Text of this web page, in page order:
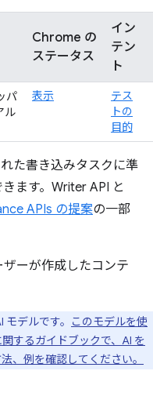
Chrome の
ステータス
イン
テン
ト
パ
ル
表示
テス
トの
目的
た書き込みタスクに準
ます。Writer API と
APIs の提案の一部
ーが作成したコンテ
デルです。
このモデルを使
するガイドブックで、AI を
、例を確認してください。